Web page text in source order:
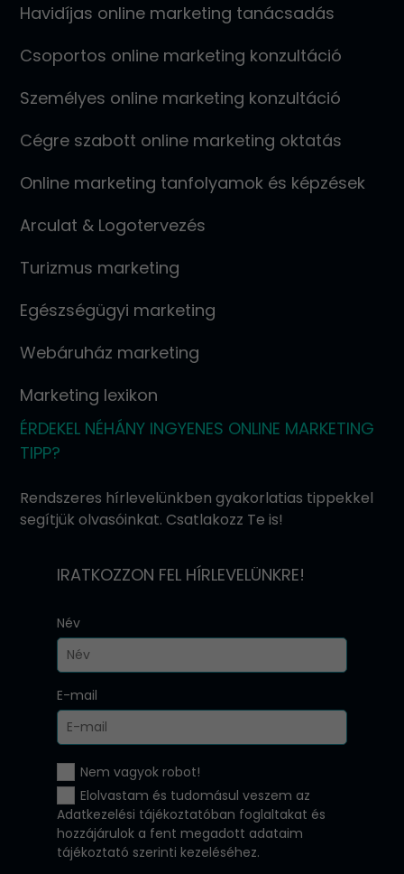
Havidíjas online marketing tanácsadás
Csoportos online marketing konzultáció
Személyes online marketing konzultáció
Cégre szabott online marketing oktatás
Online marketing tanfolyamok és képzések
Arculat & Logotervezés
Turizmus marketing
Egészségügyi marketing
Webáruház marketing
Marketing lexikon
ÉRDEKEL NÉHÁNY INGYENES ONLINE MARKETING
TIPP?
Rendszeres hírlevelünkben gyakorlatias tippekkel
segítjük olvasóinkat. Csatlakozz Te is!
IRATKOZZON FEL HÍRLEVELÜNKRE!
Név
E-mail
Nem vagyok robot!
Elolvastam és tudomásul veszem az
Adatkezelési tájékoztatóban foglaltakat és
hozzájárulok a fent megadott adataim
tájékoztató szerinti kezeléséhez.